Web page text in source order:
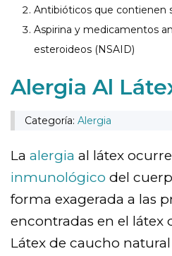
Antibióticos que contienen
Aspirina y medicamentos
esteroideos (NSAID)
Alergia Al
Categoría: Alergia
La alergia al látex
inmunológico del
forma exagerada a las
encontradas en el látex
Látex de caucho